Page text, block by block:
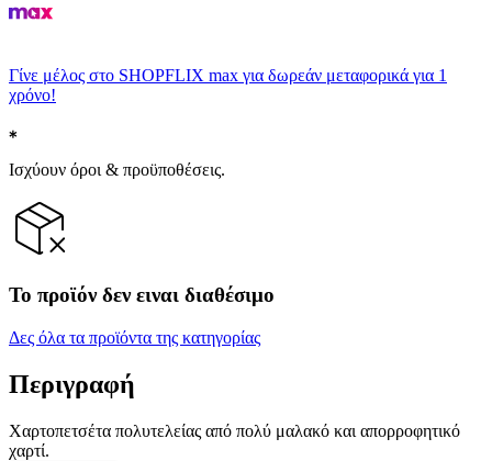
Γίνε μέλος στο SHOPFLIX max για δωρεάν μεταφορικά για 1
χρόνο!
Ισχύουν όροι & προϋποθέσεις.
Το προϊόν δεν ειναι διαθέσιμο
Δες όλα τα προϊόντα της κατηγορίας
Περιγραφή
Χαρτοπετσέτα πολυτελείας από πολύ μαλακό και απορροφητικό
χαρτί.